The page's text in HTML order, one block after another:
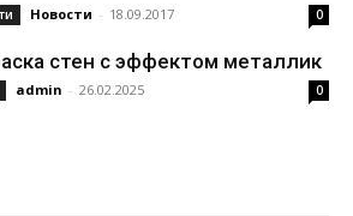
Новости - 18.09.2017 0
стен с эффектом металлик
admin - 26.02.2025 0